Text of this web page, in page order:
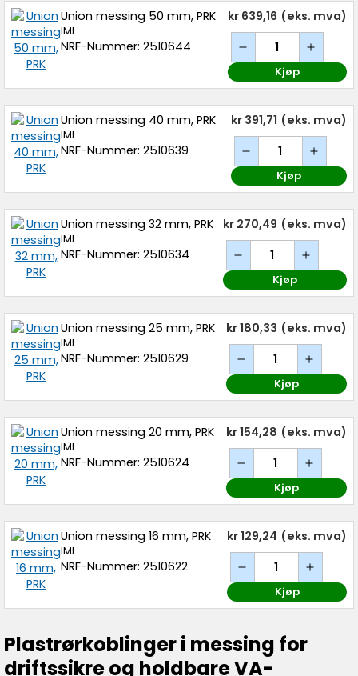
Union messing 50 mm, PRK
IMI
NRF-Nummer: 2510644
kr 639,16 (eks. mva)
Kjøp
Union messing 40 mm, PRK
IMI
NRF-Nummer: 2510639
kr 391,71 (eks. mva)
Kjøp
Union messing 32 mm, PRK
IMI
NRF-Nummer: 2510634
kr 270,49 (eks. mva)
Kjøp
Union messing 25 mm, PRK
IMI
NRF-Nummer: 2510629
kr 180,33 (eks. mva)
Kjøp
Union messing 20 mm, PRK
IMI
NRF-Nummer: 2510624
kr 154,28 (eks. mva)
Kjøp
Union messing 16 mm, PRK
IMI
NRF-Nummer: 2510622
kr 129,24 (eks. mva)
Kjøp
Plastrørkoblinger i messing for
driftssikre og holdbare VA-